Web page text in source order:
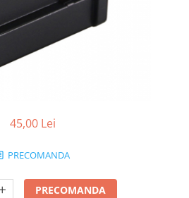
45,00 Lei
PRECOMANDA
PRECOMANDA